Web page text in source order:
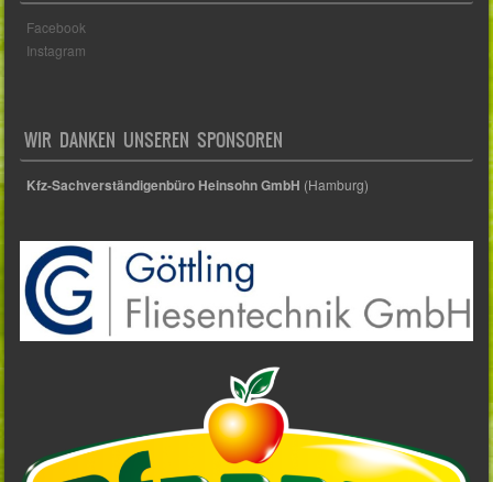
Facebook
Instagram
WIR DANKEN UNSEREN SPONSOREN
Kfz-Sachverständigenbüro Heinsohn GmbH (Hamburg)